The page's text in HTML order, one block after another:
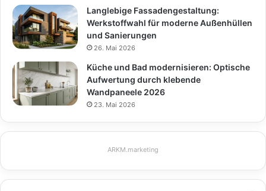
Langlebige Fassadengestaltung:
Werkstoffwahl für moderne Außenhüllen
und Sanierungen
26. Mai 2026
Küche und Bad modernisieren: Optische
Aufwertung durch klebende
Wandpaneele 2026
23. Mai 2026
ARKM.marketing